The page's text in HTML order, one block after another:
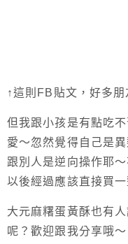
↑這則FB貼文，好多朋
但我跟小孩是有點吃
愛～忽然覺得自己是異
跟別人是逆向操作耶
以後經過應該直接買
大元麻糬蛋黃酥也有
呢？歡迎跟我分享哦～